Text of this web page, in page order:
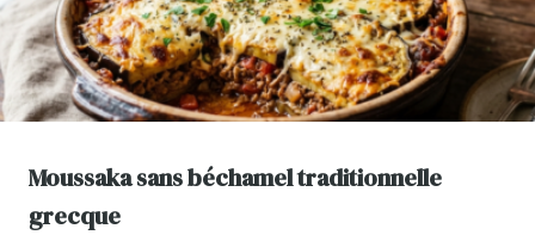
Moussaka sans béchamel traditionnelle
grecque